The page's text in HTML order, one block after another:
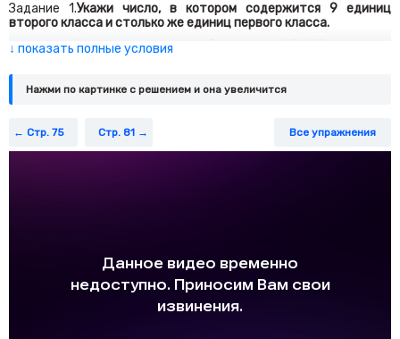
Задание 1.Укажи число, в котором содержится 9 единиц
второго класса и столько же единиц первого класса.
Задание 2. Укажи число, которое больше, чем 85 093.
Задание 4.Укажи выражение, значение которого равно
значению выражения 120 : (30 * 2).
Задание 5.
Укажи длину стороны квадрата, периметр которого
↓ показать полные условия
Нажми по картинке c решением и она увеличится
Стр. 75 Стр. 81 Все упражнения